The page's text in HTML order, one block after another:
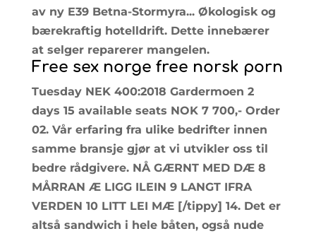
av ny E39 Betna-Stormyra... Økologisk og
bærekraftig hotelldrift. Dette innebærer
at selger reparerer mangelen.
Free sex norge free norsk porn
Tuesday NEK 400:2018 Gardermoen 2
days 15 available seats NOK 7 700,- Order
02. Vår erfaring fra ulike bedrifter innen
samme bransje gjør at vi utvikler oss til
bedre rådgivere. NÅ GÆRNT MED DÆ 8
MÅRRAN Æ LIGG ILEIN 9 LANGT IFRA
VERDEN 10 LITT LEI MÆ [/tippy] 14. Det er
altså sandwich i hele båten, også nude